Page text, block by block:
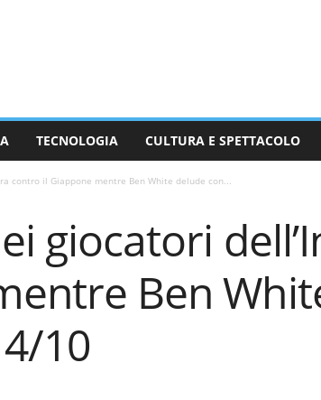
TECNOLOGIA CULTURA E SPETTACOLO
contro il Giappone mentre Ben White delude con...
giocatori
Ben
10